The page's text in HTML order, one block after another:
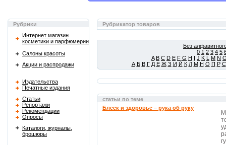
Рубрики
Интернет магазин
косметики и парфюмерии
Салоны красоты
Акции и распродажи
Издательства
Печатные издания
Статьи
Репортажи
Рекомендации
Опросы
Каталоги, журналы,
брошюры
Рубрикатор товаров
Без
0 1 2 3 4 5
A B C D E F G H I J K L M N
А Б В Г Д Е Ж З И Й К Л М Н О П Р С
статьи по теме
Блеск и здоровье – рука об руку